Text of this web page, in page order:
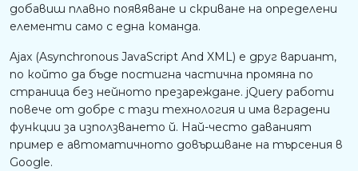
добавиш плавно появяване и скриване на определени
елементи само с една команда.
Ajax (Asynchronous JavaScript And XML) е друг вариант,
по който да бъде постигна частична промяна по
страница без нейното презареждане. jQuery работи
повече от добре с тази технология и има вградени
функции за използването й. Най-често даваният
пример е автоматичното довършване на търсения в
Google.